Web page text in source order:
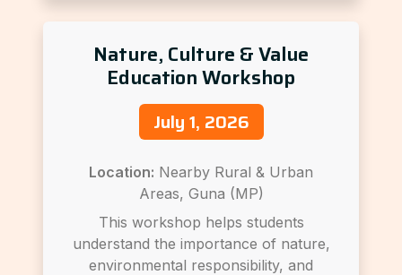
Nature, Culture & Value
Education Workshop
July 1, 2026
Location: Nearby Rural & Urban
Areas, Guna (MP)
This workshop helps students
understand the importance of nature,
environmental responsibility, and